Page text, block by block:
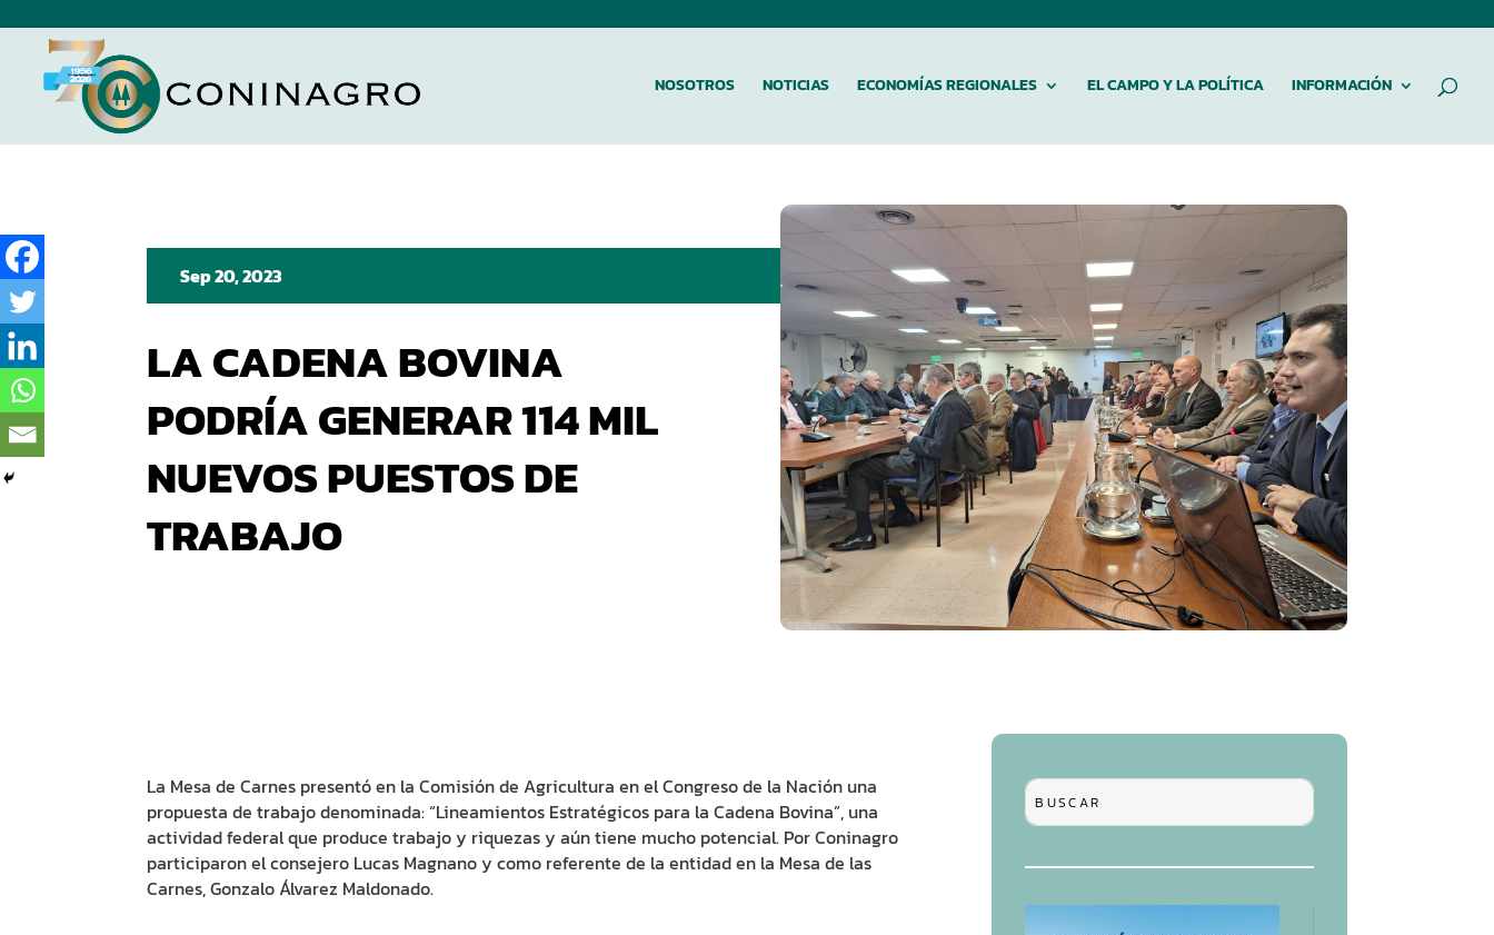
NOSOTROS NOTICIAS ECONOMÍAS REGIONALES EL CAMPO Y LA POLÍTICA INFORMACIÓN
Sep 20, 2023
LA CADENA BOVINA
PODRÍA GENERAR 114 MIL
NUEVOS PUESTOS DE
TRABAJO
La Mesa de Carnes presentó en la Comisión de Agricultura en el Congreso de la Nación una
propuesta de trabajo denominada: “Lineamientos Estratégicos para la Cadena Bovina”, una
actividad federal que produce trabajo y riquezas y aún tiene mucho potencial. Por Coninagro
participaron el consejero Lucas Magnano y como referente de la entidad en la Mesa de las
Carnes, Gonzalo Álvarez Maldonado.